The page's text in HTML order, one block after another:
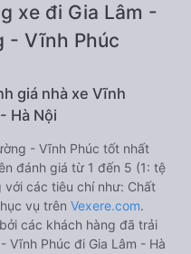
xe đi Gia Lâm -
- Vĩnh Phúc
giá nhà xe Vĩnh
Hà Nội
- Vĩnh Phúc tốt nhất
đánh giá từ 1 đến 5 (1: tệ
các tiêu chí như: Chất
vụ trên Vexere.com.
các khách hàng đã trải
Vĩnh Phúc đi Gia Lâm - Hà